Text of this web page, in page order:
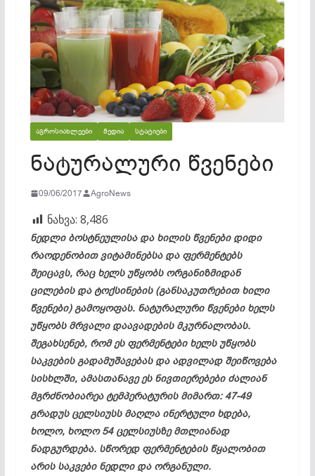
ᲐᲒᲠᲝᲡᲘᲐᲮᲚᲔᲔᲑᲘ ᲛᲔᲓᲘᲐ ᲡᲢᲐᲢᲘᲔᲑᲘ
ნატურალური წვენები
09/06/2017 AgroNews
ნახვა: 8,486
ნედლი ბოსტნეულისა და ხილის წვენები დიდი
რაოდენობით ვიტამინებსა და ფერმენტებს
შეიცავს, რაც ხელს უწყობს ორგანიზმიდან
ცილების და ტოქსინების (განსაკუთრებით ხილი
წვენები) გამოყოფას. ნატურალური წვენები ხელს
უწყობს მრვალი დაავადების მკურნალობას.
შეგახსენებ, რომ ეს ფერმენტები ხელს უწყობს
საკვების გადამუშავებას და ადვილად შეიწოვება
სისხლში, ამასთანავე ეს ნივთიერებები ძალიან
მგრძნობიარეა ტემპერატურის მიმართ: 47-49
გრადუს ცელსიუსს მაღლა ინერტული ხდება,
ხოლო, ხოლო 54 ცელსიუსზე მთლიანად
ნადგურდება. სწორედ ფერმენტების წყალობით
არის საკვები ნედლი და ორგანული.